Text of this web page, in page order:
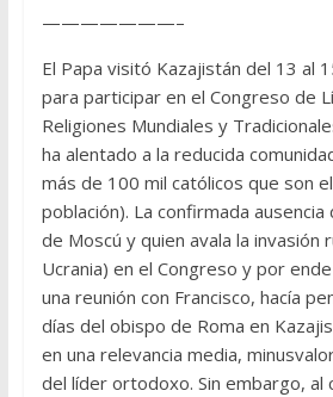
———————–
El Papa visitó Kazajistán del 13 al
para participar en el Congreso de
Religiones Mundiales y
ha alentado a la reducida
más de 100 mil católicos que son
población). La confirmada ausencia
de Moscú y quien avala la invasión
Ucrania) en el Congreso y por
una reunión con Francisco, hacía
días del obispo de Roma en
en una relevancia media,
del líder ortodoxo. Sin embargo, al